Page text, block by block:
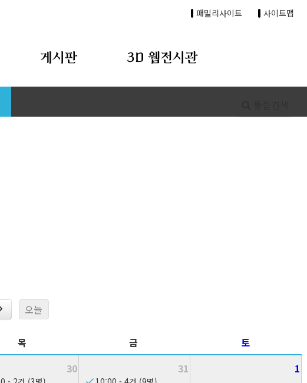
패밀리사이트 사이트맵
게시판 3D 웹전시관
오늘
목 금
토
30 31 1